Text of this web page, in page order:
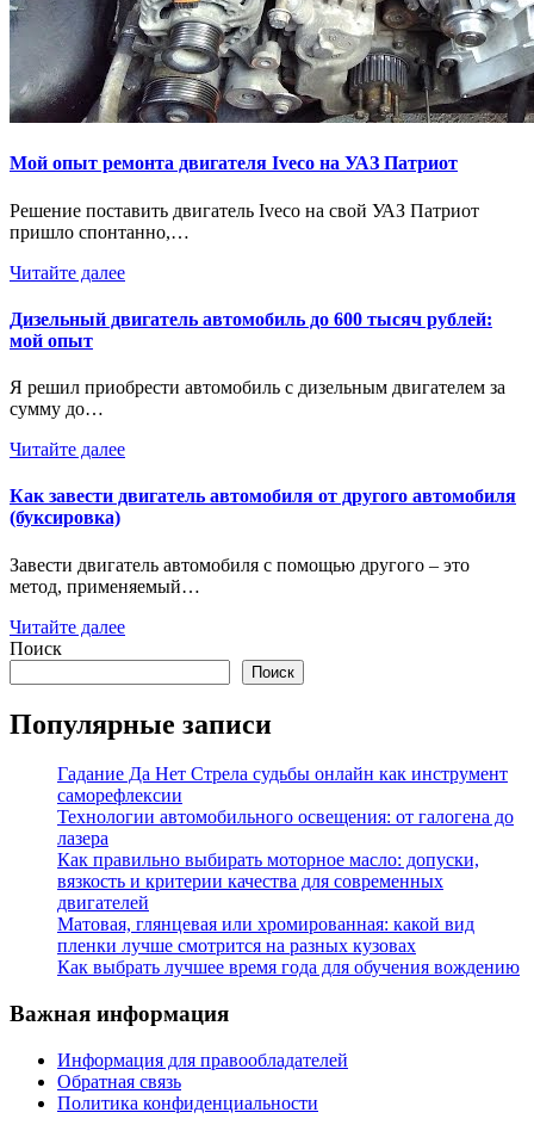
Мой опыт ремонта двигателя Iveco на УАЗ Патриот
Решение поставить двигатель Iveco на свой УАЗ Патриот
пришло спонтанно,…
Читайте далее
Дизельный двигатель автомобиль до 600 тысяч рублей:
мой опыт
Я решил приобрести автомобиль с дизельным двигателем за
сумму до…
Читайте далее
Как завести двигатель автомобиля от другого автомобиля
(буксировка)
Завести двигатель автомобиля с помощью другого – это
метод, применяемый…
Читайте далее
Поиск
Поиск
Популярные записи
Гадание Да Нет Стрела судьбы онлайн как инструмент
саморефлексии
Технологии автомобильного освещения: от галогена до
лазера
Как правильно выбирать моторное масло: допуски,
вязкость и критерии качества для современных
двигателей
Матовая, глянцевая или хромированная: какой вид
пленки лучше смотрится на разных кузовах
Как выбрать лучшее время года для обучения вождению
Важная информация
Информация для правообладателей
Обратная связь
Политика конфиденциальности